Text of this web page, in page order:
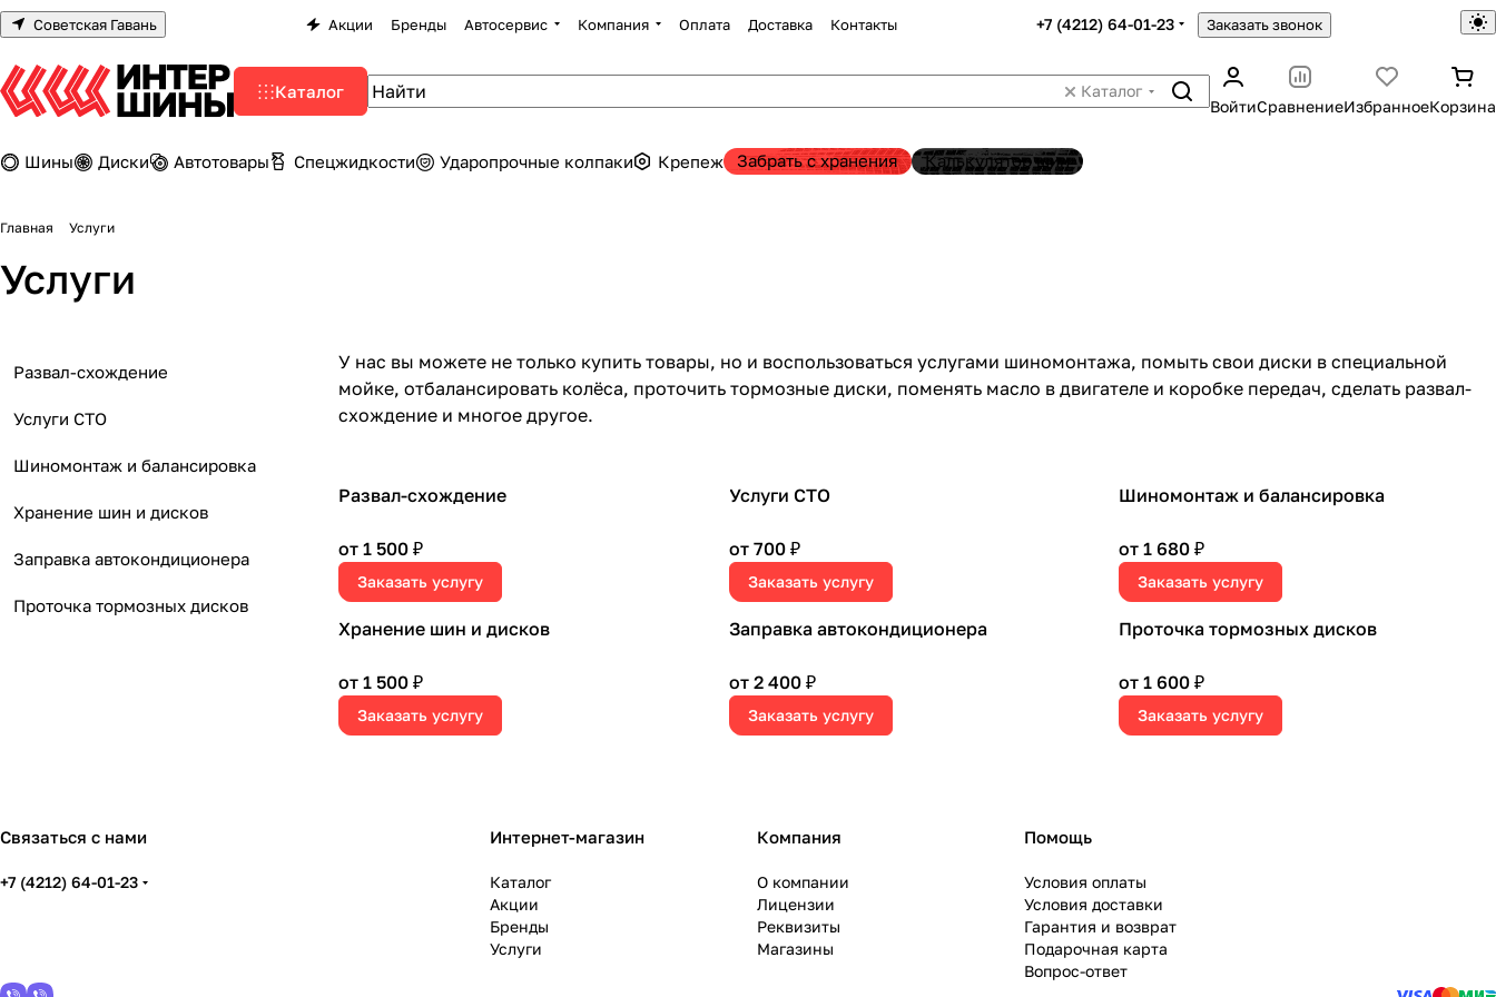
Советская Гавань Акции Бренды Автосервис Компания Оплата Доставка Контакты +7 (4212) 64-01-23 Заказать звонок
Каталог
Каталог
ВойтиСравнениеИзбранноеКорзина
Шины Диски Автотовары Спецжидкости Ударопрочные колпаки Крепеж Забрать с хранения Калькулятор шин
Главная Услуги
Услуги
У нас вы можете не только купить товары, но и воспользоваться услугами шиномонтажа, помыть свои диски в специальной
мойке, отбалансировать колёса, проточить тормозные диски, поменять масло в двигателе и коробке передач, сделать развал-
схождение и многое другое.
Развал-схождение
от 1 500 ₽
Заказать услугу
Услуги СТО
от 700 ₽
Заказать услугу
Шиномонтаж и балансировка
от 1 680 ₽
Заказать услугу
Хранение шин и дисков
от 1 500 ₽
Заказать услугу
Заправка автокондиционера
от 2 400 ₽
Заказать услугу
Проточка тормозных дисков
от 1 600 ₽
Заказать услугу
Развал-схождение
Услуги СТО
Шиномонтаж и балансировка
Хранение шин и дисков
Заправка автокондиционера
Проточка тормозных дисков
Связаться с нами
+7 (4212) 64-01-23
Интернет-магазин
Каталог
Акции
Бренды
Услуги
Компания
О компании
Лицензии
Реквизиты
Магазины
Помощь
Условия оплаты
Условия доставки
Гарантия и возврат
Подарочная карта
Вопрос-ответ